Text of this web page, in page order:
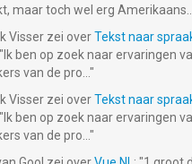
5.99
Pettsons
Pussel
€ 3.99
maar toch wel erg Amerikaans..
Visser zei overTekst naar
Ik ben op zoek naar ervaringen
van de pro... "
Visser zei overTekst naar
Ik ben op zoek naar ervaringen
van de pro... "